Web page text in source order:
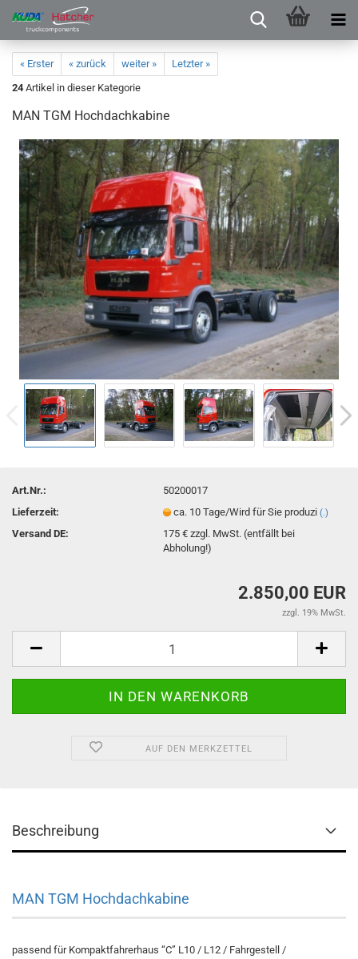
« Erster « zurück weiter »
Letzter »
24 Artikel in dieser Kategorie
MAN TGM Hochdachkabine
Art.Nr.:
50200017
Lieferzeit:
ca. 10 Tage/Wird für Sie produzi(.)
Versand DE:
175 € zzgl. MwSt. (entfällt bei
Abholung!)
2.850,00 EUR
zzgl. 19% MwSt.
AUF DEN MERKZETTEL
Beschreibung
MAN TGM Hochdachkabine
passend für Kompaktfahrerhaus “C” L10 / L12 / Fahrgestell /